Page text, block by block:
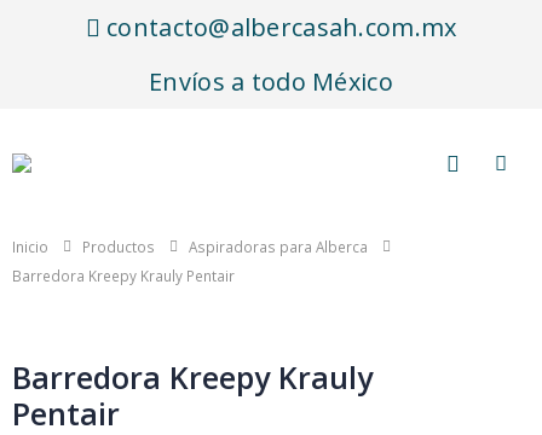
contacto@albercasah.com.mx
Envíos a todo México
Inicio Productos
Aspiradoras para Alberca
Barredora Kreepy Krauly Pentair
Barredora Kreepy Krauly
Pentair